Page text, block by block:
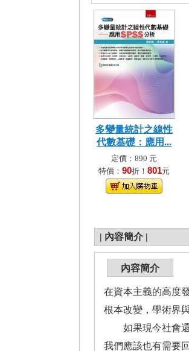
多變量統計之線性
代數基礎：應用...
定價：890 元
特價： 90折！ 801元
| 內容簡介 |
內容簡介
在資本主義的高度
根本改變，學術界
如果現今社會還
我們應該也有需要